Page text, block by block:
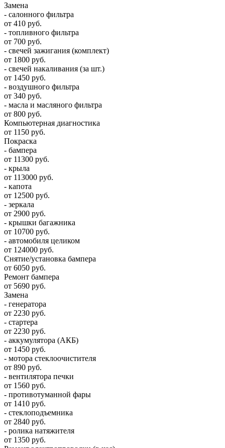
Замена
- салонного фильтра
от 410 руб.
- топливного фильтра
от 700 руб.
- свечей зажигания (комплект)
от 1800 руб.
- свечей накаливания (за шт.)
от 1450 руб.
- воздушного фильтра
от 340 руб.
- масла и масляного фильтра
от 800 руб.
Компьютерная диагностика
от 1150 руб.
Покраска
- бампера
от 11300 руб.
- крыла
от 113000 руб.
- капота
от 12500 руб.
- зеркала
от 2900 руб.
- крышки багажника
от 10700 руб.
- автомобиля целиком
от 124000 руб.
Снятие/установка бампера
от 6050 руб.
Ремонт бампера
от 5690 руб.
Замена
- генератора
от 2230 руб.
- стартера
от 2230 руб.
- аккумулятора (АКБ)
от 1450 руб.
- мотора стеклоочистителя
от 890 руб.
- вентилятора печки
от 1560 руб.
- противотуманной фары
от 1410 руб.
- стеклоподъемника
от 2840 руб.
- ролика натяжителя
от 1350 руб.